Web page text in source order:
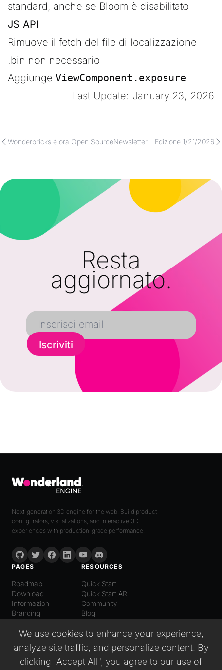
We use cookies to enhance your experience,
analyze site traffic, and personalize content. By
clicking "Accept All", you agree to our use of
standard, anche se Bloom è disabilitato
JS API
Rimuove il fetch del file di localizzazione
.bin non necessario
Aggiunge ViewComponent.exposure
Last Update: January 23, 2026
Wonderbricks è ora Open SourceNewsletter - Edizione 1/21/2026
Resta
aggiornato.
Iscriviti
Next-generation 3D engine for the web. Build product
configurators, visualizations, and interactive 3D
experiences with production-grade performance.
PAGES
Roadmap
Download
Informazioni
Branding
RESOURCES
Quick Start
Quick Start AR
Community
Blog
Italiano
English
Español